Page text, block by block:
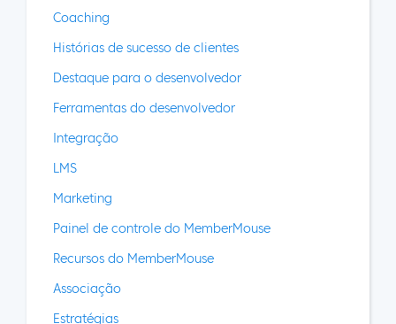
Coaching
Histórias de sucesso de clientes
Destaque para o desenvolvedor
Ferramentas do desenvolvedor
Integração
LMS
Marketing
Painel de controle do MemberMouse
Recursos do MemberMouse
Associação
Estratégias